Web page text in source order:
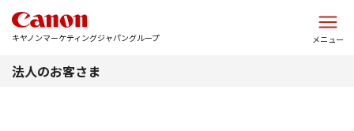
キヤノンマーケティングジャパングループ メニュー
法人のお客さま